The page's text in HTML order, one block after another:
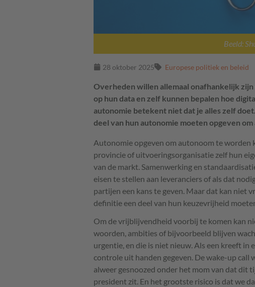
Beeld:
28 oktober 2025 Europese politiek en beleid
Overheden willen allemaal onafhankelijk
op hun data en zelf kunnen bepalen hoe
autonomie betekent niet dat je alles zelf
deel van hun autonomie moeten opgeven
Autonomie opgeven om autonoom te worden
provincie of uitvoeringsorganisatie zelf hun
van de markt. Samenwerking en
eisen te stellen aan leveranciers of als dat
partijen een kans te geven. Maar dat kan niet
definitie een deel van hun keuzevrijheid
Om de vrijblijvendheid voorbij te komen kan
woorden, ambities of bijvoorbeeld blijven
urgentie, en die is niet nieuw. Als een kreeft in
controle uit handen gegeven. De wake-up call
alweer gesnoozed onder het mom van dat dit
president zit. En het grootste risico is dat we